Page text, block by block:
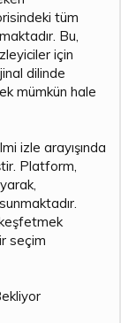
tüm
Bu,
için
dilinde
mümkün hale
izle arayışında
Platform,
seçim